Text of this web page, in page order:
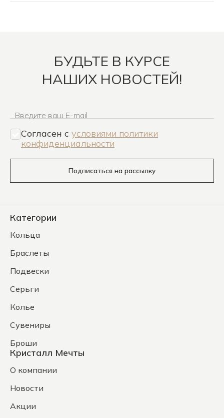
БУДЬТЕ В КУРСЕ
НАШИХ НОВОСТЕЙ!
Введите ваш E-mail
Согласен c условиями политики
конфиденциальности
Подписаться на рассылку
Категории
Кольца
Браслеты
Подвески
Серьги
Колье
Сувениры
Броши
Кристалл Мечты
О компании
Новости
Акции